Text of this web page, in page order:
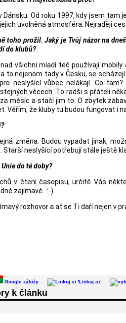
Dánsku. Od roku 1997, kdy jsem
uvolněná atmosféra. Nejraději
toho prožil. Jaký je Tvůj názor na
do klubů?
všichni mladí teč používají
to nejenom tady v Česku, se
neslyšící vůbec nelákají. Co
věcech. To radši s přáteli
měsíc a stačí jim to. O zbytek
Věřím, že kluby tu budou fungovat i
změna. Budou vypadat jinak,
Starší neslyšící potřebují stále ještě
do té doby?
v čtení časopisu, určitě Vás
zajímavé...:-)
rozhovor a ať se Ti daří nejen v
Google záložy Linkuj.cz
k článku